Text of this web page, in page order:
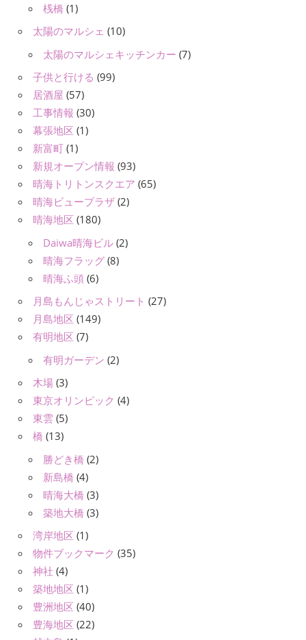
桟橋 (1)
太陽のマルシェ (10)
太陽のマルシェキッチンカー (7)
子供と行ける (99)
居酒屋 (57)
工事情報 (30)
幕張地区 (1)
新富町 (1)
新規オープン情報 (93)
晴海トリトンスクエア (65)
晴海ビュープラザ (2)
晴海地区 (180)
Daiwa晴海ビル (2)
晴海フラッグ (8)
晴海ふ頭 (6)
月島もんじゃストリート (27)
月島地区 (149)
有明地区 (7)
有明ガーデン (2)
木場 (3)
東京オリンピック (4)
東雲 (5)
橋 (13)
勝どき橋 (2)
新島橋 (4)
晴海大橋 (3)
築地大橋 (3)
湾岸地区 (1)
物件ブックマーク (35)
神社 (4)
築地地区 (1)
豊洲地区 (40)
豊海地区 (22)